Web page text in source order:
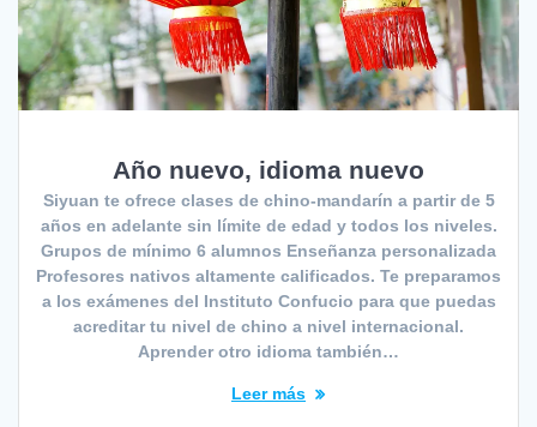
Año nuevo, idioma nuevo
Siyuan te ofrece clases de chino-mandarín a partir de 5
años en adelante sin límite de edad y todos los niveles.
Grupos de mínimo 6 alumnos Enseñanza personalizada
Profesores nativos altamente calificados. Te preparamos
a los exámenes del Instituto Confucio para que puedas
acreditar tu nivel de chino a nivel internacional.
Aprender otro idioma también…
Leer más